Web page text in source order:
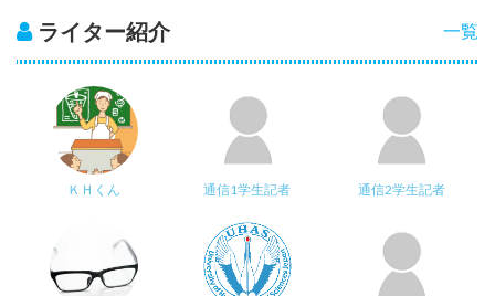
一覧
ライター紹介
ＫＨくん 通信1学生記者 通信2学生記者